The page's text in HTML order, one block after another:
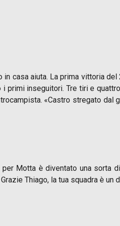
casa aiuta. La prima vittoria
primi inseguitori. Tre tiri e
«Castro stregato dal
Motta è diventato una sorta
Thiago, la tua squadra è un